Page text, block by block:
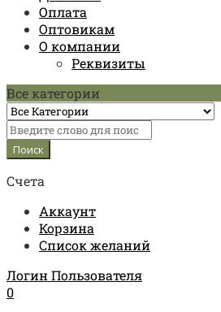
Оплата
Оптовикам
О компании
Реквизиты
Все категории
Счета
Аккаунт
Корзина
Список желаний
Логин Пользователя
0